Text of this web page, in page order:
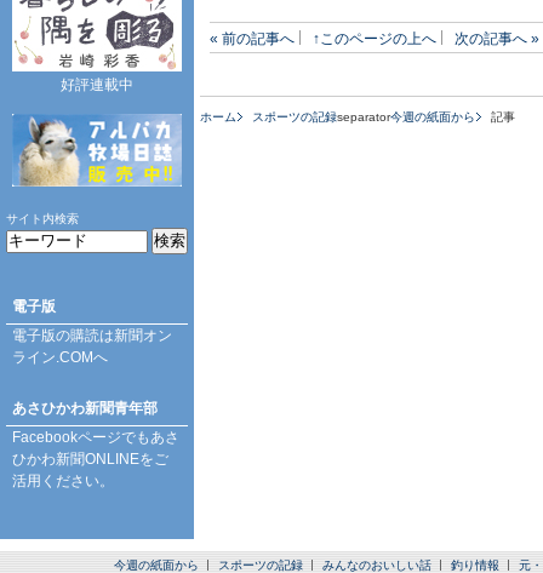
« 前の記事へ ↑このページの上へ 次の記事へ »
ホーム スポーツの記録separator今週の紙面から 記事
好評連載中
サイト内検索
電子版
電子版の購読は新聞オン
ライン.COMへ
あさひかわ新聞青年部
Facebookページでもあさ
ひかわ新聞ONLINEをご
活用ください。
今週の紙面から スポーツの記録 みんなのおいしい話 釣り情報 元